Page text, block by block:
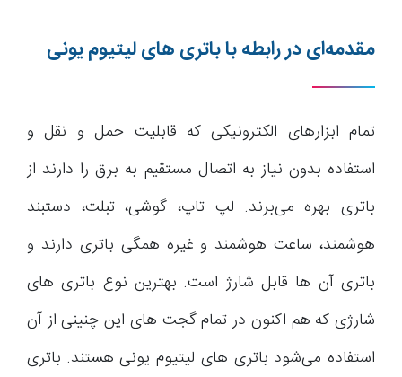
مقدمه‌ای در رابطه با باتری های لیتیوم یونی
تمام ابزارهای الکترونیکی که قابلیت حمل و نقل و
استفاده بدون نیاز به اتصال مستقیم به برق را دارند از
باتری بهره می‌برند. لپ تاپ، گوشی، تبلت، دستبند
هوشمند، ساعت هوشمند و غیره همگی باتری دارند و
باتری آن ها قابل شارژ است. بهترین نوع باتری های
شارژی که هم اکنون در تمام گجت های این چنینی از آن
استفاده می‌شود باتری های لیتیوم یونی هستند. باتری